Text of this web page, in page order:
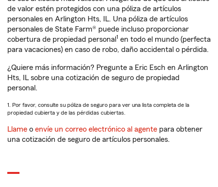
de valor estén protegidos con una póliza de artículos
personales en Arlington Hts, IL. Una póliza de artículos
personales de State Farm® puede incluso proporcionar
cobertura de propiedad personal 1 en todo el mundo (perfecta
para vacaciones) en caso de robo, daño accidental o pérdida.
¿Quiere más información? Pregunte a Eric Esch en Arlington
Hts, IL sobre una cotización de seguro de propiedad
personal.
1. Por favor, consulte su póliza de seguro para ver una lista completa de la
propiedad cubierta y de las pérdidas cubiertas.
Llame o envíe un correo electrónico al agente para obtener
una cotización de seguro de artículos personales.